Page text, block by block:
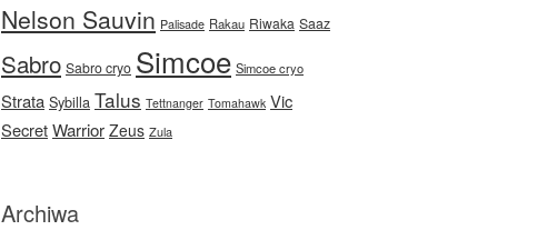
Nelson Sauvin Palisade Rakau Riwaka Saaz
Sabro Sabro cryo Simcoe Simcoe cryo
Strata Sybilla Talus Tettnanger Tomahawk Vic
SecretWarrior Zeus Zula
Archiwa